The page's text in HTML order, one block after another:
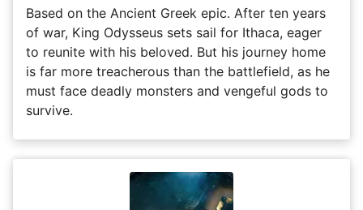
Based on the Ancient Greek epic. After ten years
of war, King Odysseus sets sail for Ithaca, eager
to reunite with his beloved. But his journey home
is far more treacherous than the battlefield, as he
must face deadly monsters and vengeful gods to
survive.